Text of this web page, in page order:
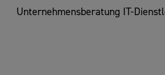
Unternehmensberatung IT-